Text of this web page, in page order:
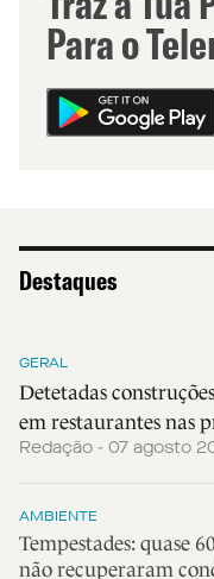
Para o
Destaques
GERAL
Detetadas
em restaurantes nas
Redação - 07 agosto
AMBIENTE
Tempestades: quase
não recuperaram